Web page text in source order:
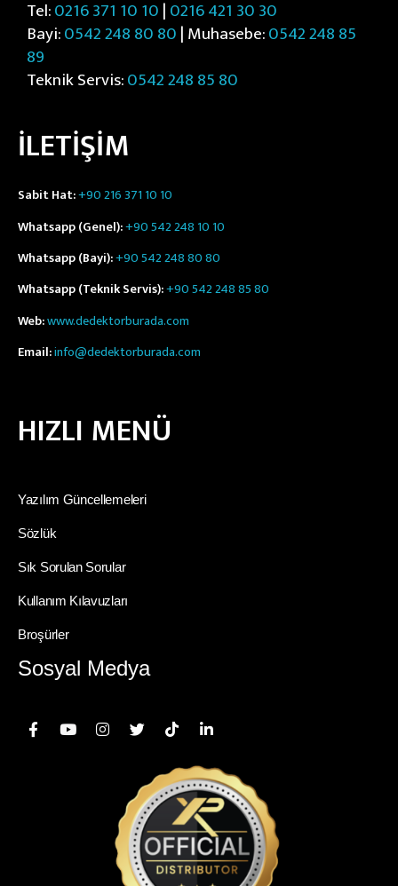
Tel:0216 371 10 10|0216 421 30 30
Bayi:0542 248 80 80| Muhasebe:0542 248 85
89
Teknik Servis:0542 248 85 80
İLETİŞİM
Sabit Hat:+90 216 371 10 10
Whatsapp (Genel):+90 542 248 10 10
Whatsapp (Bayi):+90 542 248 80 80
Whatsapp (Teknik Servis):+90 542 248 85 80
Web:www.dedektorburada.com
Email:info@dedektorburada.com
HIZLI MENÜ
Yazılım Güncellemeleri
Sözlük
Sık Sorulan Sorular
Kullanım Kılavuzları
Broşürler
Sosyal Medya